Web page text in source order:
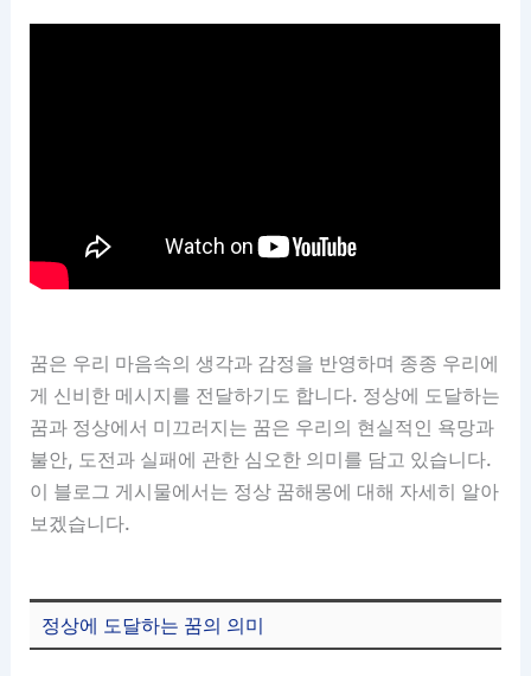
꿈은 우리 마음속의 생각과 감정을 반영하며 종종 우리에
게 신비한 메시지를 전달하기도 합니다. 정상에 도달하는
꿈과 정상에서 미끄러지는 꿈은 우리의 현실적인 욕망과
불안, 도전과 실패에 관한 심오한 의미를 담고 있습니다.
이 블로그 게시물에서는 정상 꿈해몽에 대해 자세히 알아
보겠습니다.
정상에 도달하는 꿈의 의미